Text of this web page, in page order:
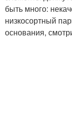
быть много:
низкосортный
основания,